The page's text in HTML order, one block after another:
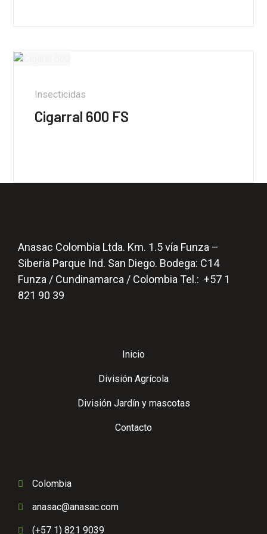
Insecticidas
Cigarral 600 FS
Anasac Colombia Ltda. Km. 1.5 vía Funza –
Siberia Parque Ind. San Diego. Bodega: C14
Funza / Cundinamarca / Colombia Tel.: +57 1
821 90 39
Inicio
División Agrícola
División Jardín y mascotas
Contacto
Colombia
anasac@anasac.com
(+57 1) 821 9039